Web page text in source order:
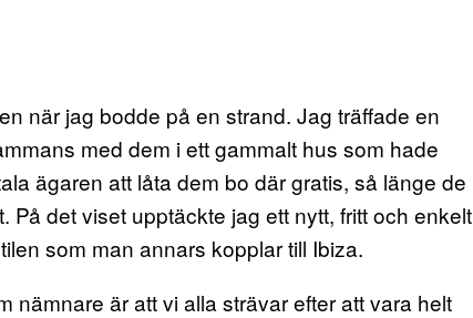
när jag bodde på en strand. Jag träffade en
med dem i ett gammalt hus som hade
ägaren att låta dem bo där gratis, så länge de
det viset upptäckte jag ett nytt, fritt och enkelt
som man annars kopplar till Ibiza.
nämnare är att vi alla strävar efter att vara helt